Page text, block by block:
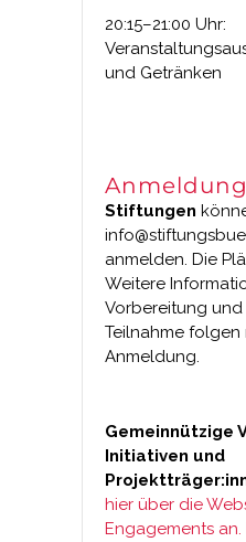
20:15–21:00 Uhr:
und Getränken
Anmeldung
Stiftungen
anmelden. Die
Weitere
Vorbereitung
Teilnahme
Anmeldung.
Gemeinnützige
Initiativen und
hier über die
Engagements an.